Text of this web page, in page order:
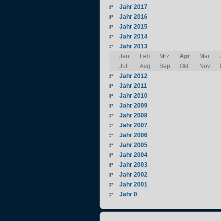
Jahr 2017
Jahr 2016
Jahr 2015
Jahr 2014
Jahr 2013
Jan
Feb Mrz Apr Mai
Jul
Aug Sep Okt Nov
Jahr 2012
Jahr 2011
Jahr 2010
Jahr 2009
Jahr 2008
Jahr 2007
Jahr 2006
Jahr 2005
Jahr 2004
Jahr 2003
Jahr 2002
Jahr 2001
Jahr 0